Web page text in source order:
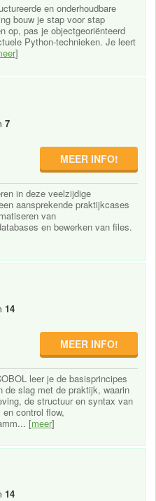
en onderhoudbare
bouw je stap voor stap
op, pas je objectgeoriënteerd
Python-technieken. Je leert
]
7
MEER INFO!
in deze veelzijdige
aansprekende praktijkcases
van
en bewerken van files.
14
MEER INFO!
leer je de basisprincipes
de slag met de praktijk, waarin
de structuur en syntax van
control flow,
[meer]
14